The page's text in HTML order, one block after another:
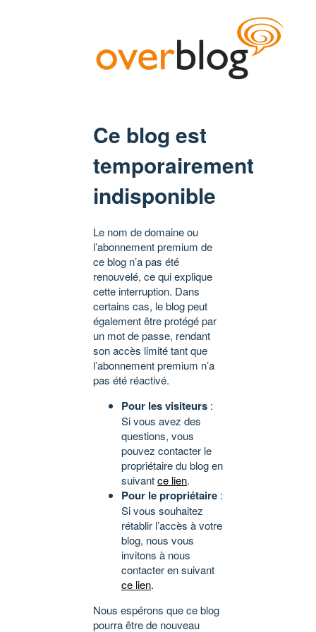
Ce blog est
temporairement
indisponible
Le nom de domaine ou
l’abonnement premium de
ce blog n’a pas été
renouvelé, ce qui explique
cette interruption. Dans
certains cas, le blog peut
également être protégé par
un mot de passe, rendant
son accès limité tant que
l’abonnement premium n’a
pas été réactivé.
Pour les visiteurs :
Si vous avez des
questions, vous
pouvez contacter le
propriétaire du blog en
suivantce lien.
Pour le propriétaire :
Si vous souhaitez
rétablir l’accès à votre
blog, nous vous
invitons à nous
contacter en suivant
ce lien.
Nous espérons que ce blog
pourra être de nouveau